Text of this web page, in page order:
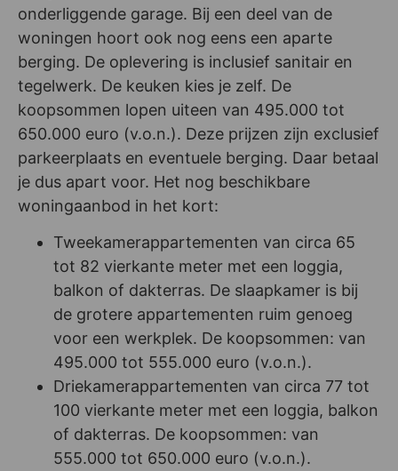
onderliggende garage. Bij een deel van de
woningen hoort ook nog eens een aparte
berging. De oplevering is inclusief sanitair en
tegelwerk. De keuken kies je zelf. De
koopsommen lopen uiteen van 495.000 tot
650.000 euro (v.o.n.). Deze prijzen zijn exclusief
parkeerplaats en eventuele berging. Daar betaal
je dus apart voor. Het nog beschikbare
woningaanbod in het kort:
Tweekamerappartementen van circa 65
tot 82 vierkante meter met een loggia,
balkon of dakterras. De slaapkamer is bij
de grotere appartementen ruim genoeg
voor een werkplek. De koopsommen: van
495.000 tot 555.000 euro (v.o.n.).
Driekamerappartementen van circa 77 tot
100 vierkante meter met een loggia, balkon
of dakterras. De koopsommen: van
555.000 tot 650.000 euro (v.o.n.).